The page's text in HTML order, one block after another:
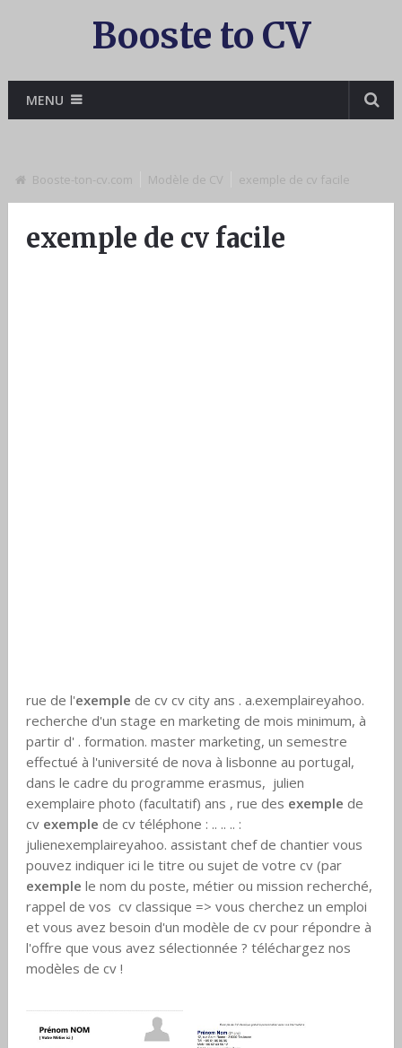
Booste to CV
MENU
Booste-ton-cv.com Modèle de CV exemple de cv facile
exemple de cv facile
rue de l'exemple de cv cv city ans . a.exemplaireyahoo.
recherche d'un stage en marketing de mois minimum, à
partir d' . formation. master marketing, un semestre
effectué à l'université de nova à lisbonne au portugal,
dans le cadre du programme erasmus, julien
exemplaire photo (facultatif) ans , rue des exemple de
cv exemple de cv téléphone : .. .. .. :
julienexemplaireyahoo. assistant chef de chantier vous
pouvez indiquer ici le titre ou sujet de votre cv (par
exemple le nom du poste, métier ou mission recherché,
rappel de vos cv classique => vous cherchez un emploi
et vous avez besoin d'un modèle de cv pour répondre à
l'offre que vous avez sélectionnée ? téléchargez nos
modèles de cv !